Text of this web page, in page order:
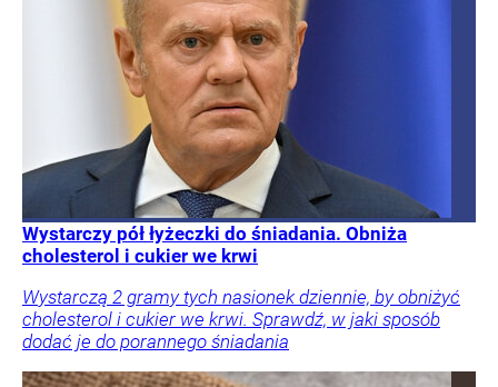
Wystarczy pół łyżeczki do śniadania. Obniża
cholesterol i cukier we krwi
Wystarczą 2 gramy tych nasionek dziennie, by obniżyć
cholesterol i cukier we krwi. Sprawdź, w jaki sposób
dodać je do porannego śniadania